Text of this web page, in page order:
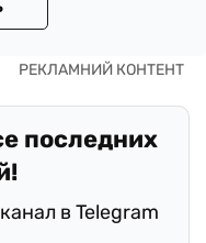
последних
в Telegram